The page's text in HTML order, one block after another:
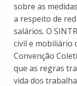
sobre as
a respeito de
salários. O
civil e mobiliário
Convenção
que as regras
vida dos